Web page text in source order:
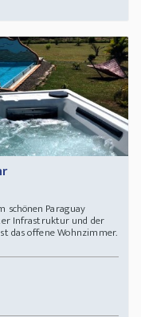
schönen Paraguay
Infrastruktur und der
das offene Wohnzimmer.